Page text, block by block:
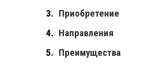
Приобретение
Направления
Преимущества